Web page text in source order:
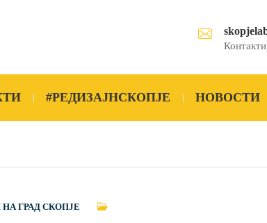
#РЕДИЗАЈНСКОПЈЕ НОВОСТИ
ГРАД СКОПЈЕ